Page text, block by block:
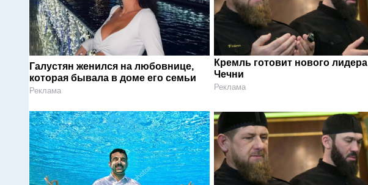
Галустян женился на любовнице,
которая бывала в доме его семьи
Реклама
Кремль готовит нового лидера
Чечни
Реклама